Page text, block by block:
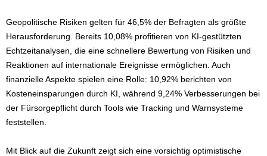
Geopolitische Risiken gelten für 46,5% der Befragten als größte
Herausforderung. Bereits 10,08% profitieren von KI-gestützten
Echtzeitanalysen, die eine schnellere Bewertung von Risiken und
Reaktionen auf internationale Ereignisse ermöglichen. Auch
finanzielle Aspekte spielen eine Rolle: 10,92% berichten von
Kosteneinsparungen durch KI, während 9,24% Verbesserungen bei
der Fürsorgepflicht durch Tools wie Tracking und Warnsysteme
feststellen.
Mit Blick auf die Zukunft zeigt sich eine vorsichtig optimistische